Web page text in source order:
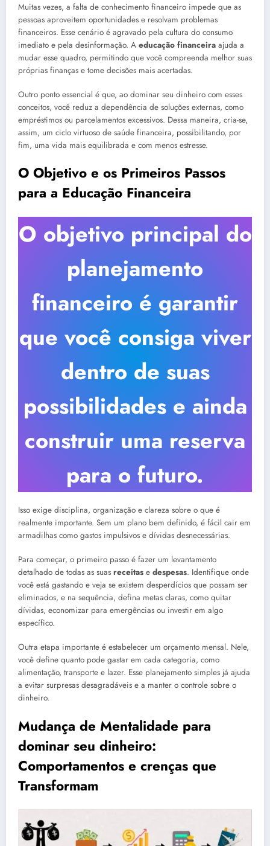
Muitas vezes, a falta de conhecimento financeiro impede que as
pessoas aproveitem oportunidades e resolvam problemas
financeiros. Esse cenário é agravado pela cultura do consumo
imediato e pela desinformação. A educação financeira ajuda a
mudar esse quadro, permitindo que você compreenda melhor suas
próprias finanças e tome decisões mais acertadas.
Outro ponto essencial é que, ao dominar seu dinheiro com esses
conceitos, você reduz a dependência de soluções externas, como
empréstimos ou parcelamentos excessivos. Dessa maneira, cria-se,
assim, um ciclo virtuoso de saúde financeira, possibilitando, por
fim, uma vida mais equilibrada e com menos estresse.
O Objetivo e os Primeiros Passos
para a Educação Financeira
O objetivo principal do
planejamento
financeiro é garantir
que você consiga viver
dentro de suas
possibilidades e ainda
construir uma reserva
para o futuro.
Isso exige disciplina, organização e clareza sobre o que é
realmente importante. Sem um plano bem definido, é fácil cair em
armadilhas como gastos impulsivos e dívidas desnecessárias.
Para começar, o primeiro passo é fazer um levantamento
detalhado de todas as suas receitas e despesas. Identifique onde
você está gastando e veja se existem desperdícios que possam ser
eliminados, e na sequência, defina metas claras, como quitar
dívidas, economizar para emergências ou investir em algo
específico.
Outra etapa importante é estabelecer um orçamento mensal. Nele,
você define quanto pode gastar em cada categoria, como
alimentação, transporte e lazer. Esse planejamento simples já ajuda
a evitar surpresas desagradáveis e a manter o controle sobre o
dinheiro.
Mudança de Mentalidade para
dominar seu dinheiro:
Comportamentos e crenças que
Transformam